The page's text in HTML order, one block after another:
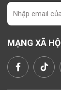
Nhờ
nghiệp
TP.HCM
6. Kết
MẠNG XÃ